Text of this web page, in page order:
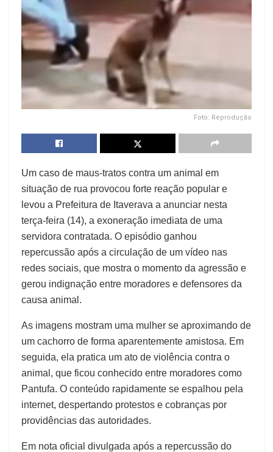
Foto: Reprodução
Um caso de maus-tratos contra um animal em
situação de rua provocou forte reação popular e
levou a Prefeitura de Itaverava a anunciar nesta
terça-feira (14), a exoneração imediata de uma
servidora contratada. O episódio ganhou
repercussão após a circulação de um vídeo nas
redes sociais, que mostra o momento da agressão e
gerou indignação entre moradores e defensores da
causa animal.
As imagens mostram uma mulher se aproximando de
um cachorro de forma aparentemente amistosa. Em
seguida, ela pratica um ato de violência contra o
animal, que ficou conhecido entre moradores como
Pantufa. O conteúdo rapidamente se espalhou pela
internet, despertando protestos e cobranças por
providências das autoridades.
Em nota oficial divulgada após a repercussão do